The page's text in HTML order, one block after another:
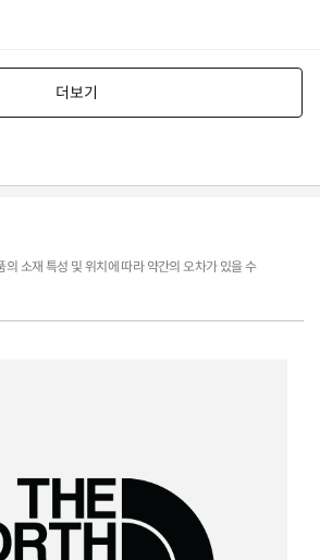
소재 특성 및 위치에 따라 약간의 오차가 있을 수